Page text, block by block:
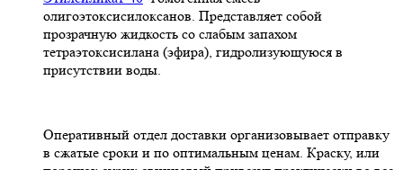
олигоэтоксисилоксанов. Представляет собой
прозрачную жидкость со слабым запахом
тетраэтоксисилана (эфира), гидролизующуюся в
присутствии воды.
Оперативный отдел доставки организовывает отправку
в сжатые сроки и по оптимальным ценам. Краску, или